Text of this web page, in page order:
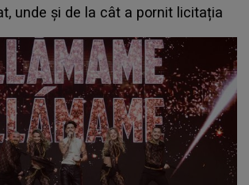
unde și de la cât a pornit licitația